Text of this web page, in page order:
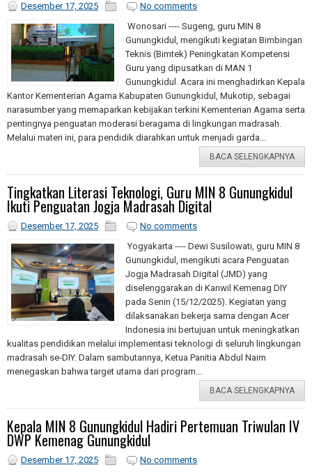
Desember 17, 2025
No comments
Wonosari ---- Sugeng, guru MIN 8
Gunungkidul, mengikuti kegiatan Bimbingan
Teknis (Bimtek) Peningkatan Kompetensi
Guru yang dipusatkan di MAN 1
Gunungkidul. Acara ini menghadirkan Kepala
Kantor Kementerian Agama Kabupaten Gunungkidul, Mukotip, sebagai
narasumber yang memaparkan kebijakan terkini Kementerian Agama serta
pentingnya penguatan moderasi beragama di lingkungan madrasah.
Melalui materi ini, para pendidik diarahkan untuk menjadi garda...
BACA SELENGKAPNYA
Tingkatkan Literasi Teknologi, Guru MIN 8 Gunungkidul
Ikuti Penguatan Jogja Madrasah Digital
Desember 17, 2025
No comments
Yogyakarta ---- Dewi Susilowati, guru MIN 8
Gunungkidul, mengikuti acara Penguatan
Jogja Madrasah Digital (JMD) yang
diselenggarakan di Kanwil Kemenag DIY
pada Senin (15/12/2025). Kegiatan yang
dilaksanakan bekerja sama dengan Acer
Indonesia ini bertujuan untuk meningkatkan
kualitas pendidikan melalui implementasi teknologi di seluruh lingkungan
madrasah se-DIY. Dalam sambutannya, Ketua Panitia Abdul Naim
menegaskan bahwa target utama dari program...
BACA SELENGKAPNYA
Kepala MIN 8 Gunungkidul Hadiri Pertemuan Triwulan IV
DWP Kemenag Gunungkidul
Desember 17, 2025 No comments